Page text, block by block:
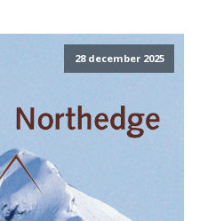
28 december 2025